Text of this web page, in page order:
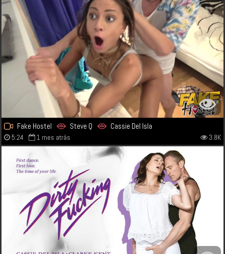
Fake Hostel Steve Q Cassie Del Isla
5:24 1 mes atrás 3.8K